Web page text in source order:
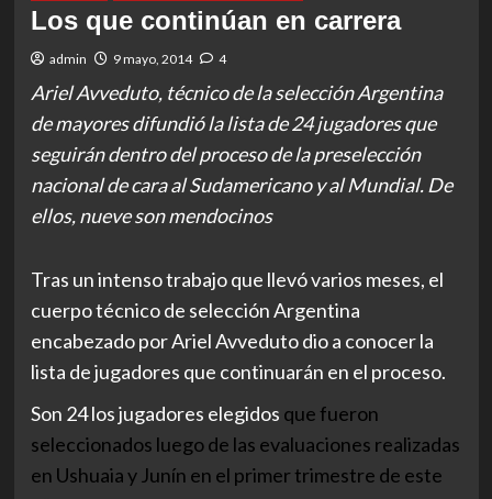
Los que continúan en carrera
admin 9 mayo, 2014 4
Ariel Avveduto, técnico de la selección Argentina
de mayores difundió la lista de 24 jugadores que
seguirán dentro del proceso de la preselección
nacional de cara al Sudamericano y al Mundial. De
ellos, nueve son mendocinos
Tras un intenso trabajo que llevó varios meses, el
cuerpo técnico de selección Argentina
encabezado por Ariel Avveduto dio a conocer la
lista de jugadores que continuarán en el proceso.
Son 24 los jugadores elegidos que fueron
seleccionados luego de las evaluaciones realizadas
en Ushuaia y Junín en el primer trimestre de este